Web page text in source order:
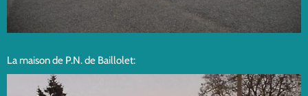
La maison de P.N. de Baillolet: